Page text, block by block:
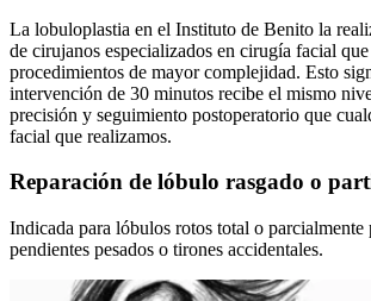
La lobuloplastia en el Instituto de Benito la
de cirujanos especializados en cirugía facial que
procedimientos de mayor complejidad. Esto
intervención de 30 minutos recibe el mismo
precisión y seguimiento postoperatorio que
facial que realizamos.
Reparación de lóbulo rasgado o
Indicada para lóbulos rotos total o parcialmente
pendientes pesados o tirones accidentales.